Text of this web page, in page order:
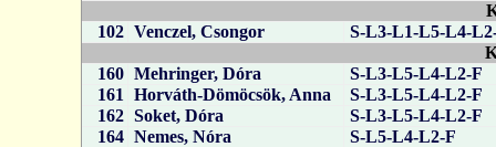
102 Venczel, Csongor
S-L3-L1-L5-L4-
160 Mehringer, Dóra
S-L3-L5-L4-L2-F
161
Horváth-Dömöcsök, Anna
S-L3-L5-L4-L2-F
162 Soket, Dóra
S-L3-L5-L4-L2-F
164 Nemes, Nóra
S-L5-L4-L2-F